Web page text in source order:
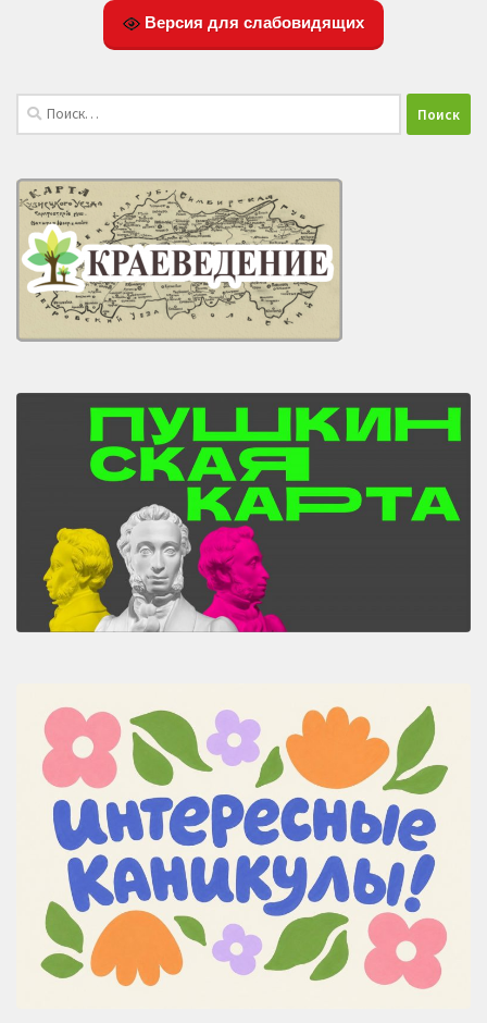
Версия для слабовидящих
Найти: